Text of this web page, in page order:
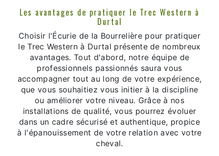
Les avantages de pratiquer le Trec Western à
Durtal
Choisir l'Écurie de la Bourrelière pour pratiquer
le Trec Western à Durtal présente de nombreux
avantages. Tout d'abord, notre équipe de
professionnels passionnés saura vous
accompagner tout au long de votre expérience,
que vous souhaitiez vous initier à la discipline
ou améliorer votre niveau. Grâce à nos
installations de qualité, vous pourrez évoluer
dans un cadre sécurisé et authentique, propice
à l'épanouissement de votre relation avec votre
cheval.